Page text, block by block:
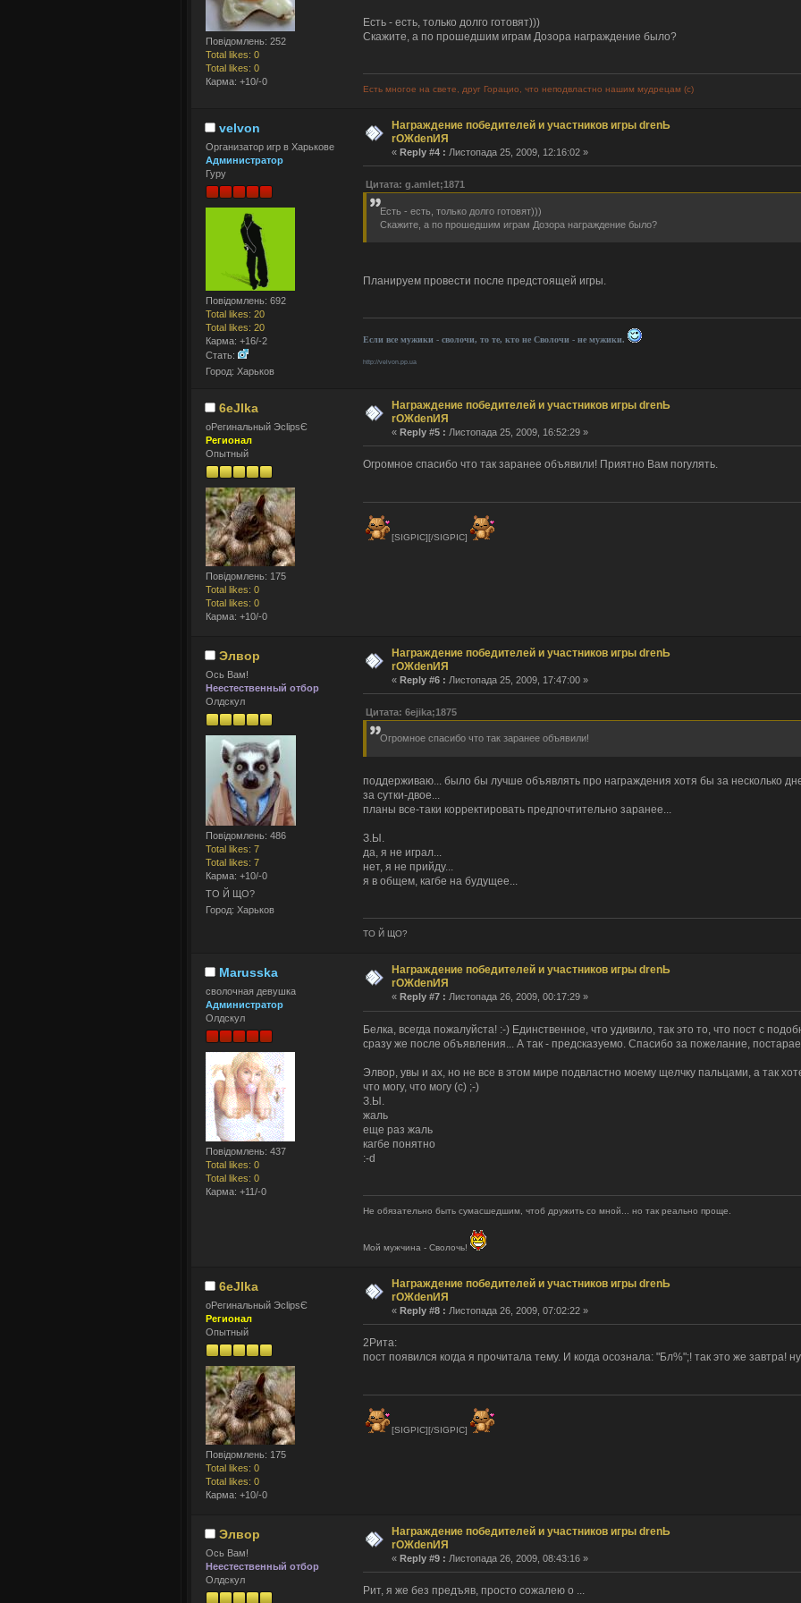
Повідомлень: 252
Total likes: 0
Total likes: 0
Карма: +10/-0
Есть - есть, только долго готовят)))
Скажите, а по прошедшим играм Дозора награждение было?
Есть многое на свете, друг Горацио, что неподвластно нашим мудрецам (с)
velvon
Организатор игр в Харькове
Администратор
Гуру
Повідомлень: 692
Total likes: 20
Total likes: 20
Карма: +16/-2
Стать:
Город: Харьков
Награждение победителей и участников игры drenЬ
rОЖdenИЯ
« Reply #4 : Листопада 25, 2009, 12:16:02 »
Цитата: g.amlet;1871
Есть - есть, только долго готовят)))
Скажите, а по прошедшим играм Дозора награждение было?
Планируем провести после предстоящей игры.
Если все мужики - сволочи, то те, кто не Сволочи - не мужики.
http://velvon.pp.ua
6eJIka
оРегинальный ЭclipsЄ
Регионал
Опытный
Повідомлень: 175
Total likes: 0
Total likes: 0
Карма: +10/-0
Награждение победителей и участников игры drenЬ
rОЖdenИЯ
« Reply #5 : Листопада 25, 2009, 16:52:29 »
Огромное спасибо что так заранее объявили! Приятно Вам погулять.
[SIGPIC][/SIGPIC]
Элвор
Ось Вам!
Неестественный отбор
Олдскул
Повідомлень: 486
Total likes: 7
Total likes: 7
Карма: +10/-0
ТО Й ЩО?
Город: Харьков
Награждение победителей и участников игры drenЬ
rОЖdenИЯ
« Reply #6 : Листопада 25, 2009, 17:47:00 »
Цитата: 6ejika;1875
Огромное спасибо что так заранее объявили!
поддерживаю... было бы лучше объявлять про награждения хотя бы за несколько
за сутки-двое...
планы все-таки корректировать предпочтительно заранее...
З.Ы.
да, я не играл...
нет, я не прийду...
я в общем, кагбе на будущее...
ТО Й ЩО?
Marusska
сволочная девушка
Администратор
Олдскул
Повідомлень: 437
Total likes: 0
Total likes: 0
Карма: +11/-0
Награждение победителей и участников игры drenЬ
rОЖdenИЯ
« Reply #7 : Листопада 26, 2009, 00:17:29 »
Белка, всегда пожалуйста! :-) Единственное, что удивило, так это то, что пост с
сразу же после объявления... А так - предсказуемо. Спасибо за пожелание,
Элвор, увы и ах, но не все в этом мире подвластно моему щелчку пальцами, а так
что могу, что могу (с) ;-)
З.Ы.
жаль
еще раз жаль
кагбе понятно
:-d
Не обязательно быть сумасшедшим, чтоб дружить со мной... но так реально проще.
Мой мужчина - Сволочь!
6eJIka
оРегинальный ЭclipsЄ
Регионал
Опытный
Повідомлень: 175
Total likes: 0
Total likes: 0
Карма: +10/-0
Награждение победителей и участников игры drenЬ
rОЖdenИЯ
« Reply #8 : Листопада 26, 2009, 07:02:22 »
2Рита:
пост появился когда я прочитала тему. И когда осознала: "Бл%";! так это же завтра!
[SIGPIC][/SIGPIC]
Элвор
Ось Вам!
Неестественный отбор
Олдскул
Награждение победителей и участников игры drenЬ
rОЖdenИЯ
« Reply #9 : Листопада 26, 2009, 08:43:16 »
Рит, я же без предъяв, просто сожалею о ...